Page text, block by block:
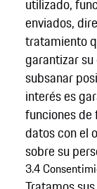
enviados,
tratamiento
garantizar
subsanar
interés es
funciones
datos con el
sobre su
3.4